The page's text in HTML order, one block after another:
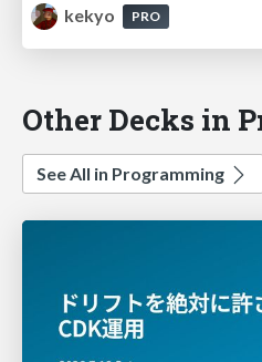
kekyo
PRO
Other Decks in
See All in Programming